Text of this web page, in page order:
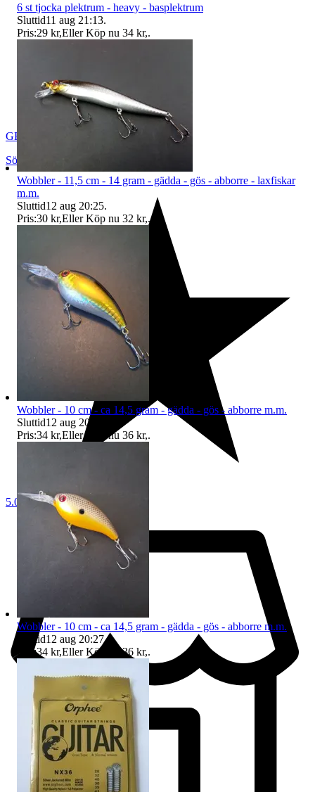
GEWE-Produkter
Södra Sandby
5.0
6 st tjocka plektrum - heavy - basplektrum
Sluttid11 aug 21:13.
Pris:29 kr,Eller Köp nu 34 kr,.
Wobbler - 11,5 cm - 14 gram - gädda - gös - abborre - laxfiskar
m.m.
Sluttid12 aug 20:25.
Pris:30 kr,Eller Köp nu 32 kr,.
Wobbler - 10 cm - ca 14,5 gram - gädda - gös - abborre m.m.
Sluttid12 aug 20:26
Pris:34 kr,Eller Köp nu 36 kr,.
Wobbler - 10 cm - ca 14,5 gram - gädda - gös - abborre m.m.
Sluttid12 aug 20:27.
Pris:34 kr,Eller Köp nu 36 kr,.